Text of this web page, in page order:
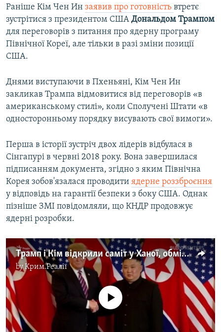
Раніше Кім Чен Ин заявив про готовність втретє
зустрітися з президентом США Дональдом Трампом
для переговорів з питання про ядерну програму
Північної Кореї, але тільки в разі зміни позиції
США.
Днями виступаючи в Пхеньяні, Кім Чен Ин
закликав Трампа відмовитися від переговорів «в
американському стилі», коли Сполучені Штати «в
односторонньому порядку висувають свої вимоги».
Перша в історії зустріч двох лідерів відбулася в
Сінгапурі в червні 2018 року. Вона завершилася
підписанням документа, згідно з яким Північна
Корея зобов'язалася проводити ядерне роззброєння
у відповідь на гарантії безпеки з боку США. Однак
пізніше ЗМІ повідомляли, що КНДР продовжує
ядерні розробки.
Трамп і Кім відкрили саміт у Ханої, обмінявшись теплими словами – відео
byКрим.Реалії
No media source currently available